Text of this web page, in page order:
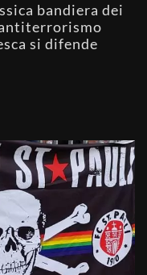
bandiera dei
si difende